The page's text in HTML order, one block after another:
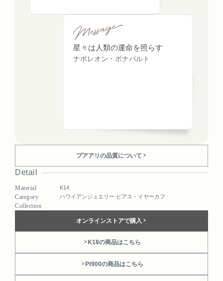
星々は人類の運命を照らす
ナポレオン・ボナパルト
プアアリの品質について
Detail
Material K14
Category ハワイアンジュエリー ピアス・イヤーカフ
Collection
オンラインストアで購入
K18の商品はこちら
Pt900の商品はこちら